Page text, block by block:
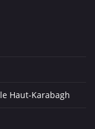
Haut-Karabagh